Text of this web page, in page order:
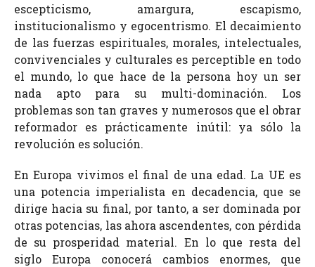
escepticismo, amargura, escapismo,
institucionalismo y egocentrismo. El decaimiento
de las fuerzas espirituales, morales, intelectuales,
convivenciales y culturales es perceptible en todo
el mundo, lo que hace de la persona hoy un ser
nada apto para su multi-dominación. Los
problemas son tan graves y numerosos que el obrar
reformador es prácticamente inútil: ya sólo la
revolución es solución.
En Europa vivimos el final de una edad. La UE es
una potencia imperialista en decadencia, que se
dirige hacia su final, por tanto, a ser dominada por
otras potencias, las ahora ascendentes, con pérdida
de su prosperidad material. En lo que resta del
siglo Europa conocerá cambios enormes, que